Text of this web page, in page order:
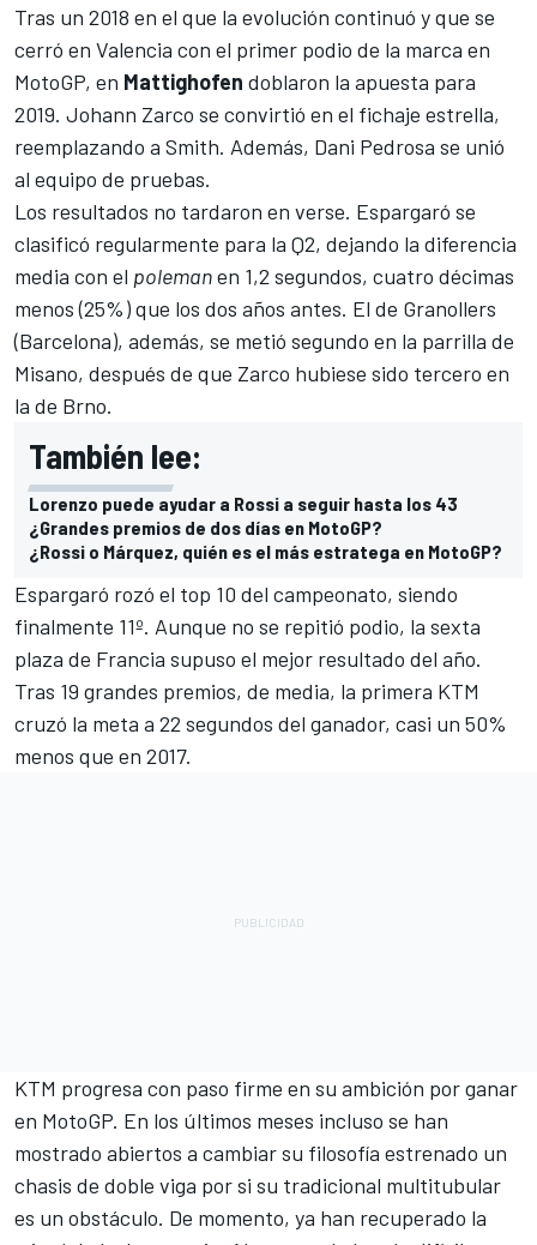
Tras un 2018 en el que la evolución continuó y que se
cerró en Valencia con el primer podio de la marca en
MotoGP, en Mattighofen doblaron la apuesta para
2019. Johann Zarco se convirtió en el fichaje estrella,
reemplazando a Smith. Además, Dani Pedrosa se unió
al equipo de pruebas.
Los resultados no tardaron en verse. Espargaró se
clasificó regularmente para la Q2, dejando la diferencia
media con el polemanen 1,2 segundos, cuatro décimas
menos (25%) que los dos años antes. El de Granollers
(Barcelona), además, se metió segundo en la parrilla de
Misano, después de que Zarco hubiese sido tercero en
la de Brno.
También lee:
Lorenzo puede ayudar a Rossi a seguir hasta los 43
¿Grandes premios de dos días en MotoGP?
¿Rossi o Márquez, quién es el más estratega en MotoGP?
Espargaró rozó el top 10 del campeonato, siendo
finalmente 11º. Aunque no se repitió podio, la sexta
plaza de Francia supuso el mejor resultado del año.
Tras 19 grandes premios, de media, la primera KTM
cruzó la meta a 22 segundos del ganador, casi un 50%
menos que en 2017.
KTM progresa con paso firme en su ambición por ganar
en MotoGP. En los últimos meses incluso se han
mostrado abiertos a cambiar su filosofía estrenado un
chasis de doble viga por si su tradicional multitubular
es un obstáculo. De momento, ya han recuperado la